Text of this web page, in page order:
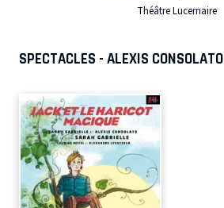
Théâtre Lucernaire
SPECTACLES - ALEXIS CONSOLATO